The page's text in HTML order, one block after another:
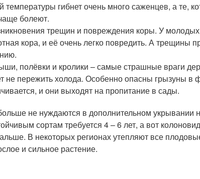
температуры гибнет очень много саженцев, а те,
болеют.
трещин и повреждения коры. У
кора, и её очень легко повредить. А трещины
полёвки и кролики – самые страшные враги
не пережить холода. Особенно опасны грызуны в
и они выходят на пропитание в сады.
не нуждаются в дополнительном укрывании
сортам требуется 4 – 6 лет, а вот
В некоторых регионах утепляют все
и сильное растение.